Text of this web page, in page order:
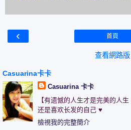
‹ 首頁
查看網路版
Casuarina卡卡
Casuarina 卡卡
【有遗憾的人生才是完美的人
还是喜欢长发的自己 ♥
檢視我的完整簡介